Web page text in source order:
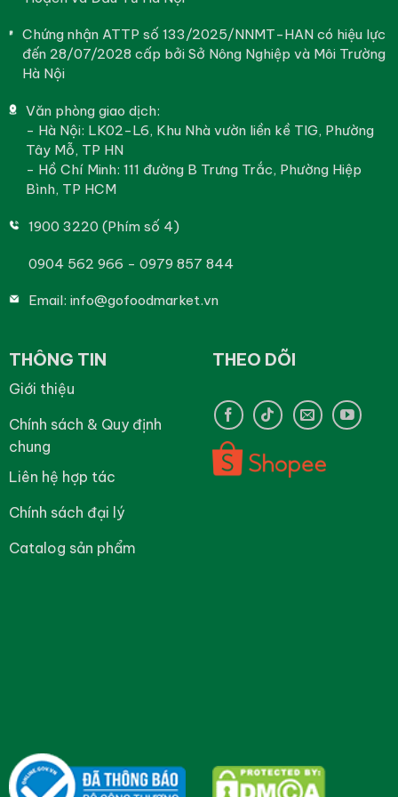
Chứng nhận ATTP số 133/2025/NNMT-HAN có hiệu lực
đến 28/07/2028 cấp bởi Sở Nông Nghiệp và Môi Trường
Hà Nội
Văn phòng giao dịch:
- Hà Nội: LK02-L6, Khu Nhà vườn liền kề TIG, Phường
Tây Mỗ, TP HN
- Hồ Chí Minh: 111 đường B Trưng Trắc, Phường Hiệp
Bình, TP HCM
1900 3220 (Phím số 4)
0904 562 966 - 0979 857 844
Email: info@gofoodmarket.vn
THÔNG TIN
Giới thiệu
Chính sách & Quy định
chung
Liên hệ hợp tác
Chính sách đại lý
Catalog sản phẩm
THEO DÕI